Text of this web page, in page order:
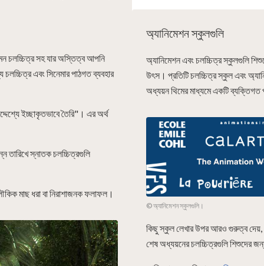
চলচ্চিত্র সহ যার অস্তিত্ব আপনি
এবং সিনেমার পাঠগত ব্যবহার
ইচ্ছাকৃতভাবে তৈরি"। এর অর্থ
স্নাতক চলচ্চিত্রগুলি
মাছ ধরা বা নিরাশাজনক ফলাফল।
অ্যানিমেশন স্কুলগুলি
অ্যানিমেশন এবং চলচ্চিত্র স্কুলগুলি
উৎস। প্রতিটি চলচ্চিত্র স্কুল এবং
অধ্যয়ন থিমের মাধ্যমে একটি ব্যক্তিগত
© অ্যানিমেশন স্কুলগুলি।
কিছু স্কুল লেখার উপর আরও গুরুত্ব দেয়,
শেষ অধ্যয়নের চলচ্চিত্রগুলি শিশুদের